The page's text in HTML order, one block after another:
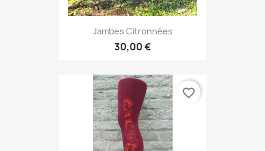
Jambes Citronnées
30,00 €
favorite_border